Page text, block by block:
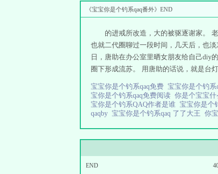
《宝宝你是个钓系qaq番外》END
的进戒所改造，大的被驱逐谢家。
也就二代圈聊过一段时间，几天后，也
日，唐助在办公室里晒女朋友给自己diy
圈下形成流苏。 用唐助的话说，就是台
宝宝你是个钓系qaq免费 宝宝你是个钓系
宝你是个钓系qaq免费阅读 你是个宝宝
宝你是个钓系QAQ作者是谁 宝宝你是个
qaqby 宝宝你是个钓系qaq 了了大王 你
END